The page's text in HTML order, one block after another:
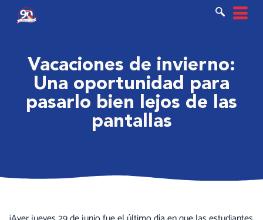
Vacaciones de invierno:
Una oportunidad para
pasarlo bien lejos de las
pantallas